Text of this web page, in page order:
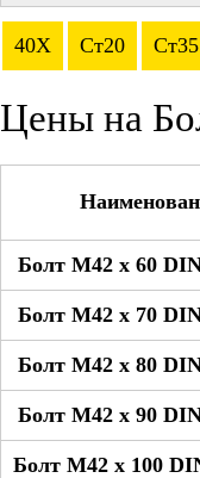
40Х Ст20 Ст35
Цены на
Болт М42 x 60
Болт М42 x 70
Болт М42 x 80
Болт М42 x 90
Болт М42 x 100